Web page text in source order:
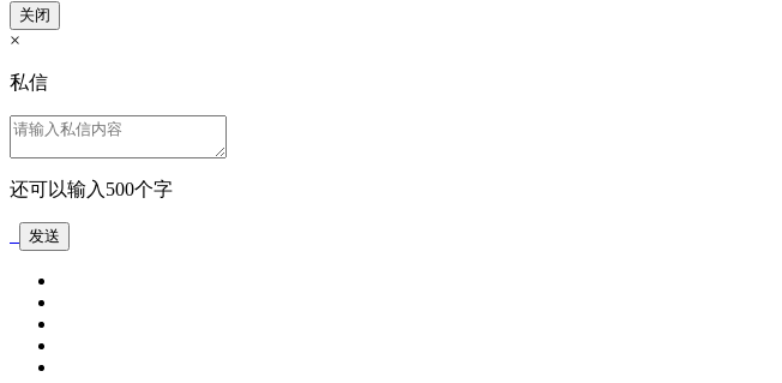
关闭
×
私信
还可以输入 500个字